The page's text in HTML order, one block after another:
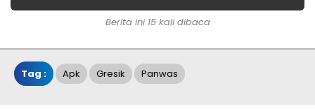
Berita ini 15 kali dibaca
Tag : Apk Gresik Panwas